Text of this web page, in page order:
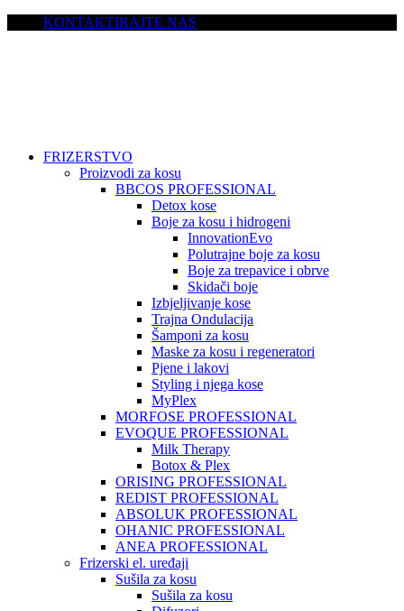
KONTAKTIRAJTE NAS
FRIZERSTVO
Proizvodi za kosu
BBCOS PROFESSIONAL
Detox kose
Boje za kosu i hidrogeni
InnovationEvo
Polutrajne boje za kosu
Boje za trepavice i obrve
Skidači boje
Izbjeljivanje kose
Trajna Ondulacija
Šamponi za kosu
Maske za kosu i regeneratori
Pjene i lakovi
Styling i njega kose
MyPlex
MORFOSE PROFESSIONAL
EVOQUE PROFESSIONAL
Milk Therapy
Botox & Plex
ORISING PROFESSIONAL
REDIST PROFESSIONAL
ABSOLUK PROFESSIONAL
OHANIC PROFESSIONAL
ANEA PROFESSIONAL
Frizerski el. uređaji
Sušila za kosu
Sušila za kosu